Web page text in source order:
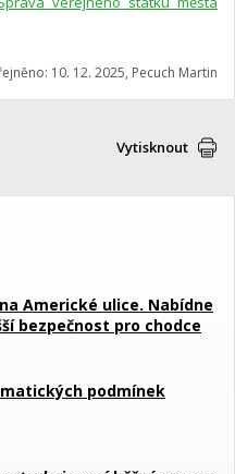
10. 12. 2025, Pecuch Martin
Vytisknout
Americké ulice. Nabídne
bezpečnost pro chodce
podmínek